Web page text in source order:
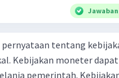
pernyataan tentang
Kebijakan moneter